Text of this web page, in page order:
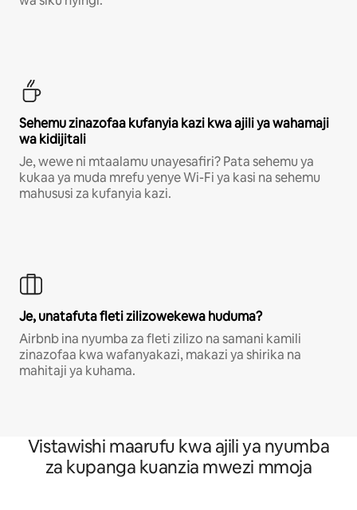
Sehemu zinazofaa kufanyia kazi kwa ajili ya wahamaji
wa kidijitali
Je, wewe ni mtaalamu unayesafiri? Pata sehemu ya
kukaa ya muda mrefu yenye Wi-Fi ya kasi na sehemu
mahususi za kufanyia kazi.
Je, unatafuta fleti zilizowekewa huduma?
Airbnb ina nyumba za fleti zilizo na samani kamili
zinazofaa kwa wafanyakazi, makazi ya shirika na
mahitaji ya kuhama.
Vistawishi maarufu kwa ajili ya nyumba
za kupanga kuanzia mwezi mmoja